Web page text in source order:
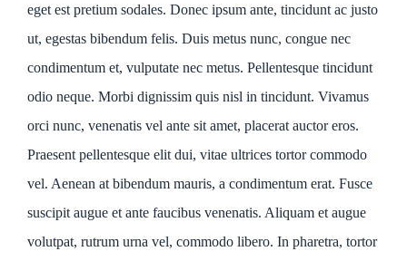
eget est pretium sodales. Donec ipsum ante, tincidunt ac justo
ut, egestas bibendum felis. Duis metus nunc, congue nec
condimentum et, vulputate nec metus. Pellentesque tincidunt
odio neque. Morbi dignissim quis nisl in tincidunt. Vivamus
orci nunc, venenatis vel ante sit amet, placerat auctor eros.
Praesent pellentesque elit dui, vitae ultrices tortor commodo
vel. Aenean at bibendum mauris, a condimentum erat. Fusce
suscipit augue et ante faucibus venenatis. Aliquam et augue
volutpat, rutrum urna vel, commodo libero. In pharetra, tortor